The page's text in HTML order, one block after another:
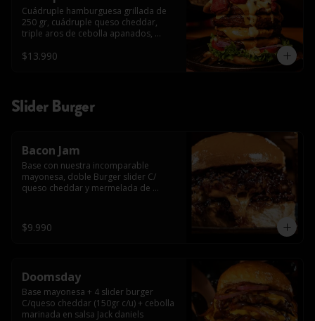
Cuádruple hamburguesa grillada de
250 gr, cuádruple queso cheddar,
triple aros de cebolla apanados,
morada, pepinillo, chedar sause y los
$13.990
Slider Burger
Bacon Jam
Base con nuestra incomparable
mayonesa, doble Burger slider C/
queso cheddar y mermelada de
$9.990
Doomsday
Base mayonesa + 4 slider burger
C/queso cheddar (150gr c/u) + cebolla
marinada en salsa Jack daniels